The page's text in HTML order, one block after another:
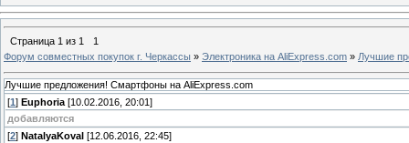
Страница 1 из 1
1
Форум совместных покупок г. Черкассы » Электроника на AliExpress.com » Лучшие
Лучшие предложения! Смартфоны на AliExpress.com
[1 ] Euphoria [10.02.2016, 20:01]
добавляются
[2] NatalyaKoval [12.06.2016, 22:45]